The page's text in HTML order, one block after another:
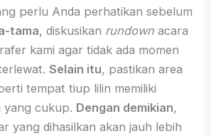
perlu Anda perhatikan sebelum
tama, diskusikan rundownacara
kami agar tidak ada momen
Selain itu, pastikan area
tempat tiup lilin memiliki
yang cukup. Dengan demikian,
yang dihasilkan akan jauh lebih